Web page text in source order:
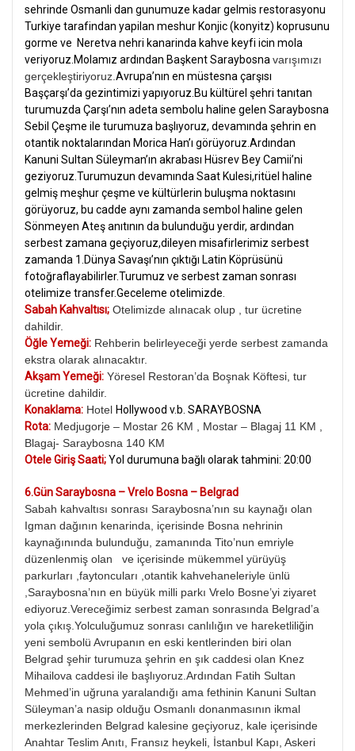
sehrinde Osmanli dan gunumuze kadar gelmis restorasyonu
Turkiye tarafindan yapilan meshur Konjic (konyitz) koprusunu
gorme ve Neretva nehri kanarinda kahve keyfi icin mola
veriyoruz. Molamız ardından Başkent Saraybosna varışımızı
gerçekleştiriyoruz. Avrupa’nın en müstesna çarşısı
Başçarşı’da gezintimizi yapıyoruz.Bu kültürel şehri tanıtan
turumuzda Çarşı’nın adeta sembolu haline gelen Saraybosna
Sebil Çeşme ile turumuza başlıyoruz, devamında şehrin en
otantik noktalarından Morica Han’ı görüyoruz.Ardından
Kanuni Sultan Süleyman’ın akrabası Hüsrev Bey Camii’ni
geziyoruz.Turumuzun devamında Saat Kulesi,ritüel haline
gelmiş meşhur çeşme ve kültürlerin buluşma noktasını
görüyoruz, bu cadde aynı zamanda sembol haline gelen
Sönmeyen Ateş anıtının da bulunduğu yerdir, ardından
serbest zamana geçiyoruz,dileyen misafirlerimiz serbest
zamanda 1.Dünya Savaşı’nın çıktığı Latin Köprüsünü
fotoğraflayabilirler.Turumuz ve serbest zaman sonrası
otelimize transfer.Geceleme otelimizde.
Sabah Kahvaltısı; Otelimizde alınacak olup , tur ücretine
dahildir.
Öğle Yemeği: Rehberin belirleyeceği yerde serbest zamanda
ekstra olarak alınacaktır.
Akşam Yemeği: Yöresel Restoran’da Boşnak Köftesi, tur
ücretine dahildir.
Konaklama: Hotel Hollywood v.b. SARAYBOSNA
Rota: Medjugorje – Mostar 26 KM , Mostar – Blagaj 11 KM ,
Blagaj- Saraybosna 140 KM
Otele Giriş Saati;Yol durumuna bağlı olarak tahmini: 20:00
6.Gün Saraybosna – Vrelo Bosna – Belgrad
Sabah kahvaltısı sonrası Saraybosna’nın su kaynağı olan
Igman dağının kenarinda, içerisinde Bosna nehrinin
kaynağınında bulunduğu, zamanında Tito’nun emriyle
düzenlenmiş olan ve içerisinde mükemmel yürüyüş
parkurları ,faytoncuları ,otantik kahvehaneleriyle ünlü
,Saraybosna’nın en büyük milli parkı Vrelo Bosne’yi ziyaret
ediyoruz.Vereceğimiz serbest zaman sonrasında Belgrad’a
yola çıkış.Yolculuğumuz sonrası canlılığın ve hareketliliğin
yeni sembolü Avrupanın en eski kentlerinden biri olan
Belgrad şehir turumuza şehrin en şık caddesi olan Knez
Mihailova caddesi ile başlıyoruz.Ardından Fatih Sultan
Mehmed’in uğruna yaralandığı ama fethinin Kanuni Sultan
Süleyman’a nasip olduğu Osmanlı donanmasının ikmal
merkezlerinden Belgrad kalesine geçiyoruz, kale içerisinde
Anahtar Teslim Anıtı, Fransız heykeli, İstanbul Kapı, Askeri